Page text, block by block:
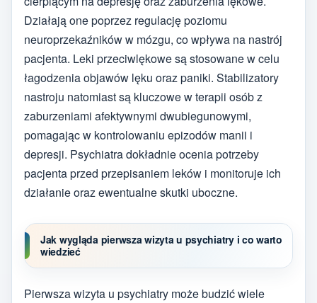
Działają one poprzez regulację poziomu
neuroprzekaźników w mózgu, co wpływa na nastrój
pacjenta. Leki przeciwlękowe są stosowane w celu
łagodzenia objawów lęku oraz paniki. Stabilizatory
nastroju natomiast są kluczowe w terapii osób z
zaburzeniami afektywnymi dwubiegunowymi,
pomagając w kontrolowaniu epizodów manii i
depresji. Psychiatra dokładnie ocenia potrzeby
pacjenta przed przepisaniem leków i monitoruje ich
działanie oraz ewentualne skutki uboczne.
Jak wygląda pierwsza wizyta u psychiatry i co warto
wiedzieć
Pierwsza wizyta u psychiatry może budzić wiele